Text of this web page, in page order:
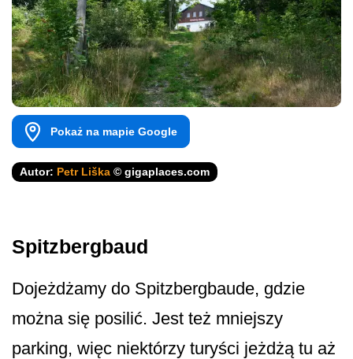
Pokaż na mapie Google
Autor: Petr Liška © gigaplaces.com
Spitzbergbaud
Dojeżdżamy do Spitzbergbaude, gdzie
można się posilić. Jest też mniejszy
parking, więc niektórzy turyści jeżdżą tu aż